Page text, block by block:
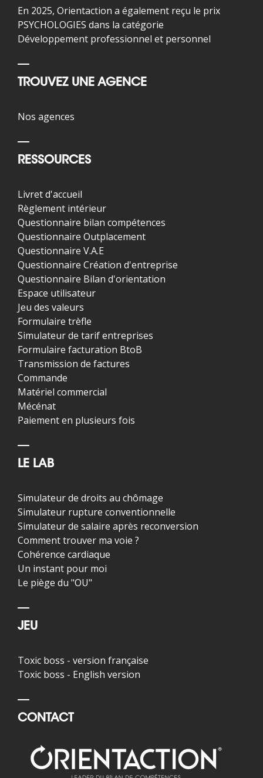
En 2025, Orientaction a également reçu le prix
PSYCHOLOGIES dans la catégorie
Développement professionnel et personnel
TROUVEZ UNE AGENCE
Nos agences
RESSOURCES
Livret d'accueil
Règlement intérieur
Questionnaire bilan compétences
Questionnaire Outplacement
Questionnaire V.A.E
Questionnaire Création d'entreprise
Questionnaire Bilan d'orientation
Espace utilisateur
Jeu des valeurs
Formulaire trèfle
Simulateur de tarif entreprises
Formulaire facturation BtoB
Transmission de factures
Commande
Matériel commercial
Mécénat
Paiement en plusieurs fois
LE LAB
Simulateur de droits au chômage
Simulateur rupture conventionnelle
Simulateur de salaire après reconversion
Comment trouver ma voie ?
Cohérence cardiaque
Un instant pour moi
Le piège du "OU"
JEU
Toxic boss - version française
Toxic boss - English version
CONTACT